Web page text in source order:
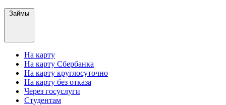
Займы
На карту
На карту Сбербанка
На карту круглосуточно
На карту без отказа
Через госуслуги
Студентам